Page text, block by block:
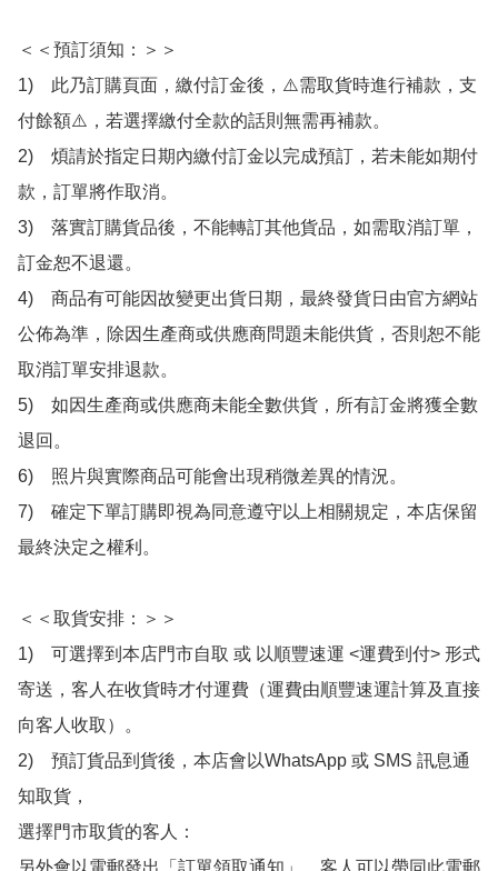
＜＜預訂須知：＞＞
1)　此乃訂購頁面，繳付訂金後，⚠️需取貨時進行補款，支
付餘額⚠️，若選擇繳付全款的話則無需再補款。
2)　煩請於指定日期內繳付訂金以完成預訂，若未能如期付
款，訂單將作取消。
3)　落實訂購貨品後，不能轉訂其他貨品，如需取消訂單，
訂金恕不退還。
4)　商品有可能因故變更出貨日期，最終發貨日由官方網站
公佈為準，除因生產商或供應商問題未能供貨，否則恕不能
取消訂單安排退款。
5)　如因生產商或供應商未能全數供貨，所有訂金將獲全數
退回。
6)　照片與實際商品可能會出現稍微差異的情況。
7)　確定下單訂購即視為同意遵守以上相關規定，本店保留
最終決定之權利。
＜＜取貨安排：＞＞
1)　可選擇到本店門市自取 或 以順豐速運 <運費到付> 形式
寄送，客人在收貨時才付運費（運費由順豐速運計算及直接
向客人收取）。
2)　預訂貨品到貨後，本店會以WhatsApp 或 SMS 訊息通
知取貨，
選擇門市取貨的客人：
另外會以電郵發出「訂單領取通知」，客人可以帶同此電郵